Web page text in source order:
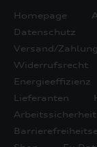
Homepage
Datenschutz
Versand/Zahlung
Widerrufsrecht
Energieeffizienz
Lieferanten